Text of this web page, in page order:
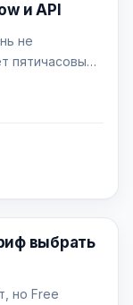
и API
не
пятичасовые
— таблицу
выбрать
но Free